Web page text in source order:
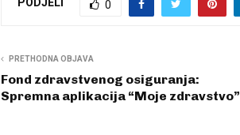
PODJELI 0
PRETHODNA OBJAVA
Fond zdravstvenog osiguranja:
Spremna aplikacija “Moje zdravstvo”